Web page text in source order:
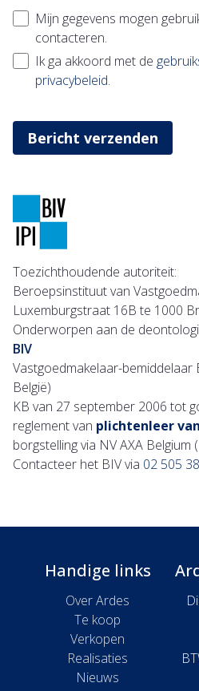
Mijn gegevens mogen
contacteren.
Ik ga akkoord met de
privacybeleid.
Bericht verzenden
Toezichthoudende autoriteit:
Beroepsinstituut van
Luxemburgstraat 16B te 1000
Onderworpen aan de
BIV
Vastgoedmakelaar-bemiddelaar
België)
KB van 27 september 2006 tot
reglement van plichtenleer
borgstelling via NV AXA Belgium
Contacteer het BIV via 02 505
Handige links
Over Ardes
Te koop
Verkopen
Realisaties
Nieuws